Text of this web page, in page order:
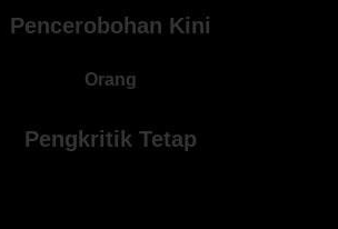
Pencerobohan Kini
Orang
Pengkritik Tetap